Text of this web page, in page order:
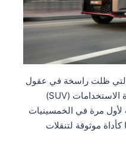
التي ظلت راسخة في عقول
عشاق السيارات الرياضية متعددة الاستخدامات (SUV)
لأول مرة في الخمسينيات
موثوقة لتنقلات